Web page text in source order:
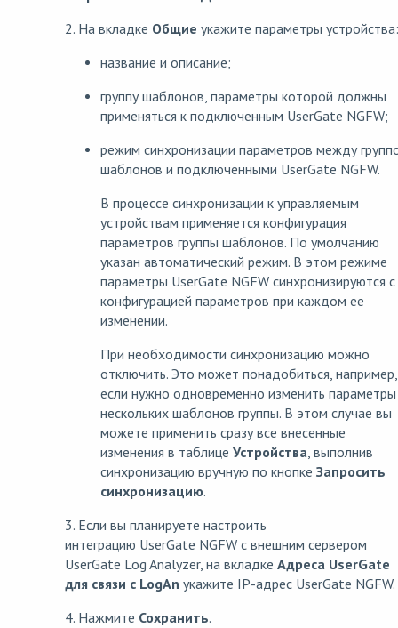
2. На вкладке Общие укажите параметры устройства:
название и описание;
группу шаблонов, параметры которой должны
применяться к подключенным UserGate NGFW;
режим синхронизации параметров между
шаблонов и подключенными UserGate NGFW.
В процессе синхронизации к управляемым
устройствам применяется конфигурация
параметров группы шаблонов. По умолчанию
указан автоматический режим. В этом режиме
параметры UserGate NGFW синхронизируются с
конфигурацией параметров при каждом ее
изменении.
При необходимости синхронизацию можно
отключить. Это может понадобиться, например,
если нужно одновременно изменить параметры
нескольких шаблонов группы. В этом случае вы
можете применить сразу все внесенные
изменения в таблице Устройства, выполнив
синхронизацию вручную по кнопке Запросить
синхронизацию.
3. Если вы планируете настроить
интеграцию UserGate NGFW с внешним сервером
UserGate Log Analyzer, на вкладке Адреса UserGate
для связи с LogAn укажите IP-адрес UserGate NGFW.
4. Нажмите Сохранить.